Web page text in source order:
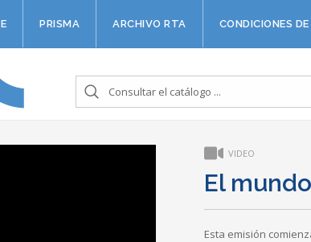
PRISMA ARCHIVO RTA CONDICIONES
VIDEO
El
Esta emisión